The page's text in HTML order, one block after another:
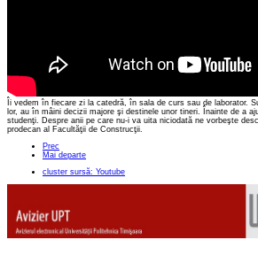
Îi vedem în fiecare zi la catedră, în sala de curs sau de laborator.
lor, au în mâini decizii majore şi destinele unor tineri. Înainte de a
studenţi. Despre anii pe care nu-i va uita niciodată ne vorbeşte
prodecan al Facultăţii de Construcţii.
Prec
Mai departe
cluster sursă: Youtube